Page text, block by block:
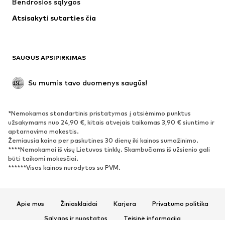
Apatiniai
Paltai
Proginiai
Išskirtiniai
BATAI
Naujienos
Sportbačiai
Aulinukai
Batai su kulniukais
Auliniai batai
Įsispiriami bateliai
Šlepetės
Bendrosios sąlygos
Atsisakyti sutarties čia
SAUGUS APSIPIRKIMAS
Su mumis tavo duomenys saugūs!
*Nemokamas standartinis pristatymas į atsiėmimo punktus
užsakymams nuo 24,90 €, kitais atvejais taikomas 3,90 € siuntimo ir
aptarnavimo mokestis.
Žemiausia kaina per paskutines 30 dienų iki kainos sumažinimo.
****Nemokamai iš visų Lietuvos tinklų. Skambučiams iš užsienio gali
būti taikomi mokesčiai.
******Visos kainos nurodytos su PVM.
Apie mus Žiniasklaidai Karjera
Privatumo politika
Sąlygos ir nuostatos
Teisinė informacija